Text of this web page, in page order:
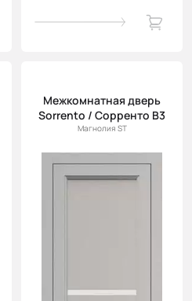
Межкомнатная дверь
Sorrento / Сорренто В3
Магнолия ST